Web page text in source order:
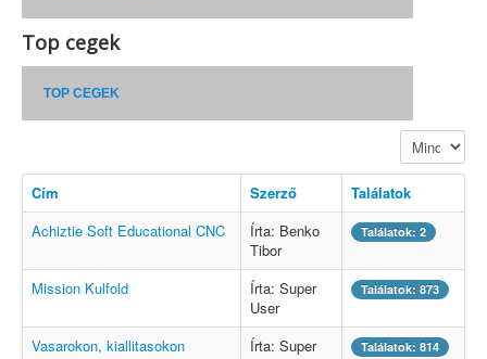
Top cegek
TOP CEGEK
Tételek #
Cím Szerző
Találatok
Achiztie Soft Educational CNC
Írta: Benko
Tibor
Találatok: 2
Mission Kulfold
Írta: Super
User
Találatok: 873
Vasarokon, kiallitasokon
Írta: Super
Találatok: 814